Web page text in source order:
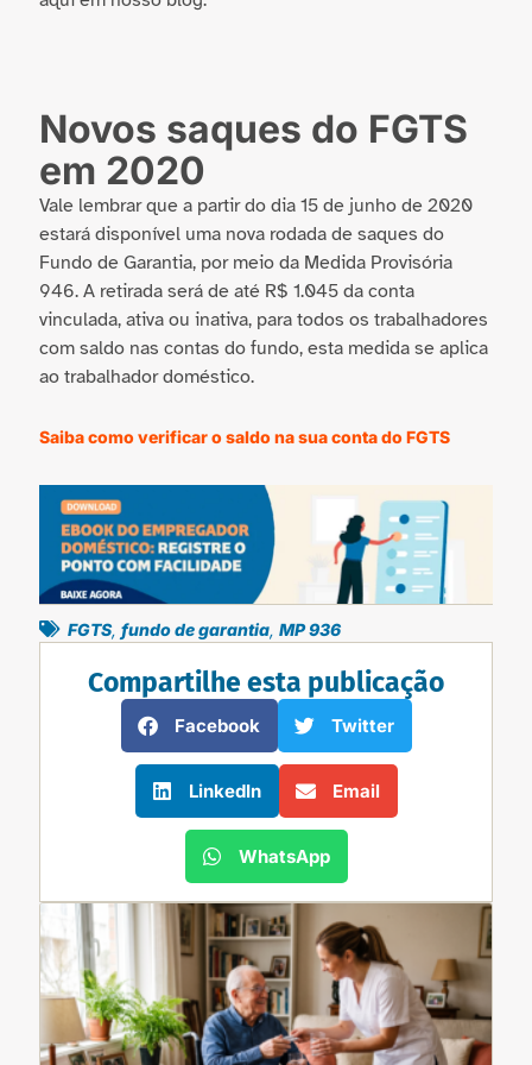
Novos saques do FGTS
em 2020
Vale lembrar que a partir do dia 15 de junho de 2020
estará disponível uma nova rodada de saques do
Fundo de Garantia, por meio da Medida Provisória
946. A retirada será de até R$ 1.045 da conta
vinculada, ativa ou inativa, para todos os trabalhadores
com saldo nas contas do fundo, esta medida se aplica
ao trabalhador doméstico.
Saiba como verificar o saldo na sua conta do FGTS
FGTS, fundo de garantia, MP 936
Compartilhe esta publicação
Facebook Twitter
LinkedIn Email
WhatsApp